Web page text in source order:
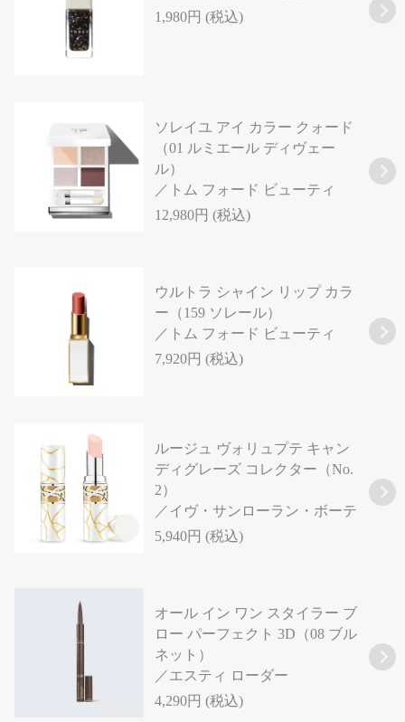
1,980円 (税込)
ソレイユ アイ カラー クォード
（01 ルミエール ディヴェー
ル）
／トム フォード ビューティ
12,980円 (税込)
ウルトラ シャイン リップ カラ
ー（159 ソレール）
／トム フォード ビューティ
7,920円 (税込)
ルージュ ヴォリュプテ キャン
ディグレーズ コレクター（No.
2）
／イヴ・サンローラン・ボーテ
5,940円 (税込)
オール イン ワン スタイラー ブ
ロー パーフェクト 3D（08 ブル
ネット）
／エスティ ローダー
4,290円 (税込)